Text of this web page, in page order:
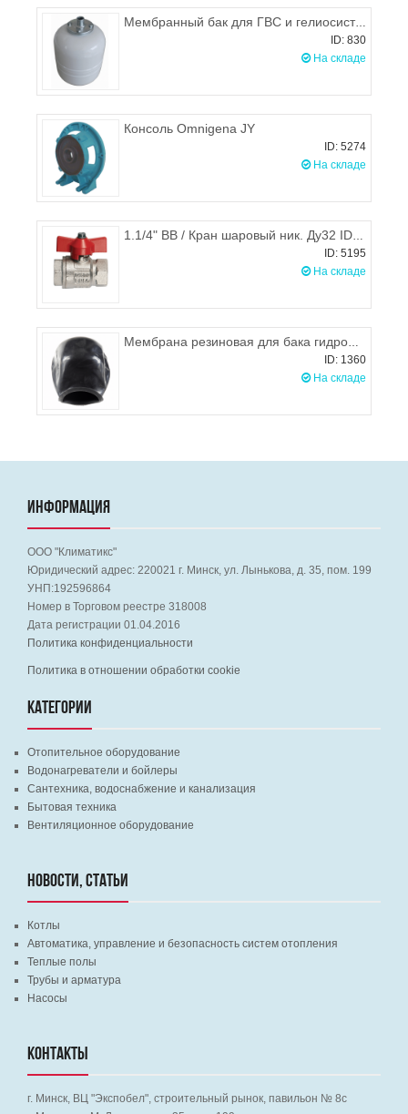
Мембранный бак для ГВС и гелиосистем Wester WDV35
ID: 830
На складе
Консоль Omnigena JY
ID: 5274
На складе
1.1/4" ВВ / Кран шаровый ник. Ду32 IDEAL, ручка бабочка, ITAP 092
ID: 5195
На складе
Мембрана резиновая для бака гидрофора 24л Польша
ID: 1360
На складе
ИНФОРМАЦИЯ
ООО "Климатикс"
Юридический адрес: 220021 г. Минск, ул. Лынькова, д. 35, пом. 199
УНП:192596864
Номер в Торговом реестре 318008
Дата регистрации 01.04.2016
Политика конфиденциальности
Политика в отношении обработки cookie
КАТЕГОРИИ
Отопительное оборудование
Водонагреватели и бойлеры
Сантехника, водоснабжение и канализация
Бытовая техника
Вентиляционное оборудование
НОВОСТИ, СТАТЬИ
Котлы
Автоматика, управление и безопасность систем отопления
Теплые полы
Трубы и арматура
Насосы
КОНТАКТЫ
г. Минск, ВЦ "Экспобел", строительный рынок, павильон № 8c